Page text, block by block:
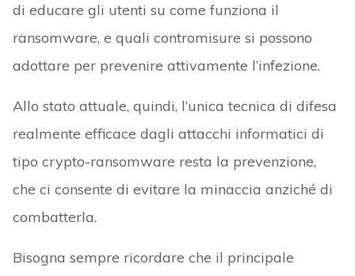
di educare gli utenti su come funziona il
ransomware, e quali contromisure si possono
adottare per prevenire attivamente l’infezione.
Allo stato attuale, quindi, l’unica tecnica di difesa
realmente efficace dagli attacchi informatici di
tipo crypto-ransomware resta la prevenzione,
che ci consente di evitare la minaccia anziché di
combatterla.
Bisogna sempre ricordare che il principale